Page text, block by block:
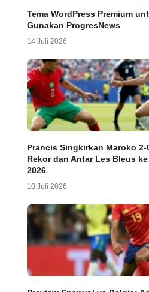
Tema WordPress Premium
Gunakan ProgresNews
14 Juli 2026
Prancis Singkirkan Maroko
Rekor dan Antar Les Bleus
2026
10 Juli 2026